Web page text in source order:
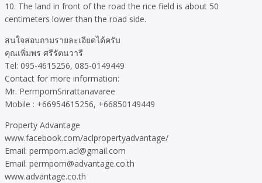
10. The land in front of the road the rice field is about 50
centimeters lower than the road side.
สนใจสอบถามรายละเอียดได้ครับ
คุณเพิ่มพร ศรีรัตนวารี
Tel: 095-4615256, 085-0149449
Contact for more information:
Mr. PermpornSrirattanavaree
Mobile : +66954615256, +66850149449
Property Advantage
www.facebook.com/aclpropertyadvantage/
Email: permporn.acl@gmail.com
Email: permporn@advantage.co.th
www.advantage.co.th